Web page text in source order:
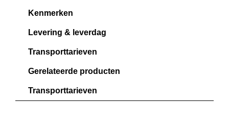
Kenmerken
Levering & leverdag
Transporttarieven
Gerelateerde producten
Transporttarieven